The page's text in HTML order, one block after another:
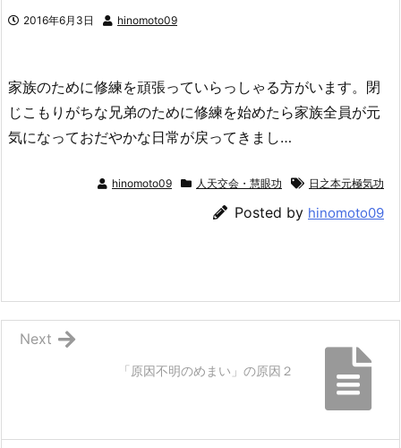
2016年6月3日 hinomoto09
家族のために修練を頑張っていらっしゃる方がいます。閉
じこもりがちな兄弟のために修練を始めたら家族全員が元
気になっておだやかな日常が戻ってきまし…
hinomoto09 人天交会・慧眼功 日之本元極気功
Posted by hinomoto09
「原因不明のめまい」の原因２
Next